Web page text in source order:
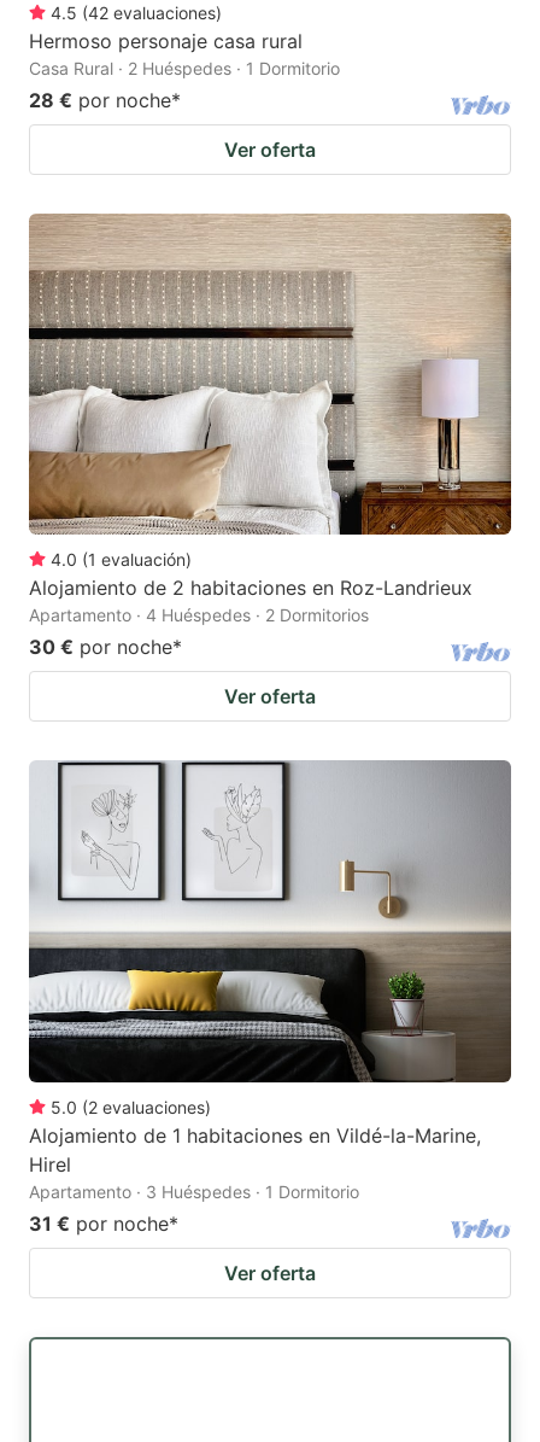
4.5 (42 evaluaciones)
Hermoso personaje casa rural
Casa Rural · 2 Huéspedes · 1 Dormitorio
28 € por noche*
Ver oferta
4.0 (1 evaluación)
Alojamiento de 2 habitaciones en Roz-Landrieux
Apartamento · 4 Huéspedes · 2 Dormitorios
30 € por noche*
Ver oferta
5.0 (2 evaluaciones)
Alojamiento de 1 habitaciones en Vildé-la-Marine,
Hirel
Apartamento · 3 Huéspedes · 1 Dormitorio
31 € por noche*
Ver oferta